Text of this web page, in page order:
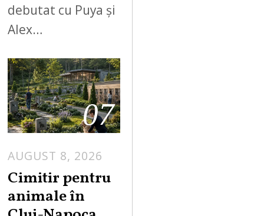
debutat cu Puya și
Alex…
07
AUGUST 8, 2026
Cimitir pentru
animale în